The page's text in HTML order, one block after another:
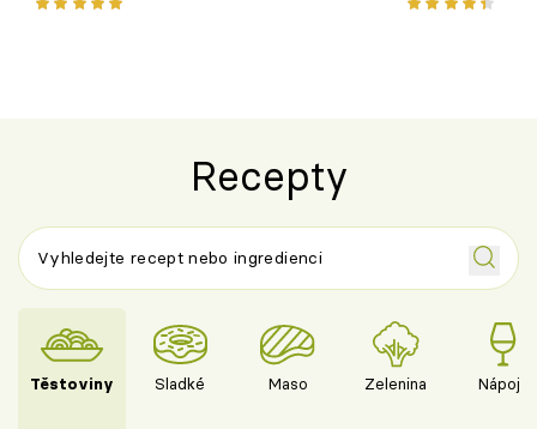
Recepty
Těstoviny Sladké Maso Zelenina Nápoje